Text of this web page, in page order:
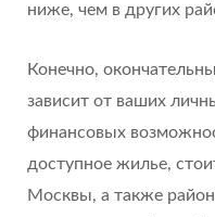
ниже, чем в других
Конечно,
зависит от ваших
финансовых
доступное жилье,
Москвы, а также